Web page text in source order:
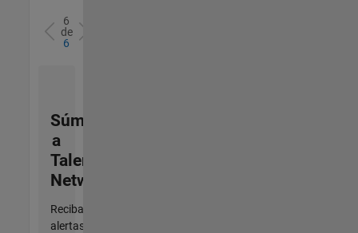
6
de
6
Súmese
a
Talent
Network
Reciba
alertas